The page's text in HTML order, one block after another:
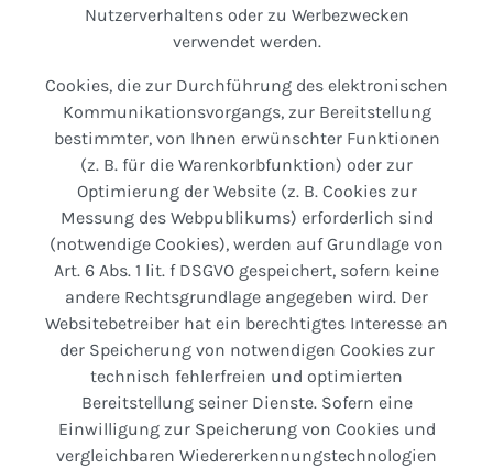
Nutzerverhaltens oder zu Werbezwecken
verwendet werden.
Cookies, die zur Durchführung des elektronischen
Kommunikationsvorgangs, zur Bereitstellung
bestimmter, von Ihnen erwünschter Funktionen
(z. B. für die Warenkorbfunktion) oder zur
Optimierung der Website (z. B. Cookies zur
Messung des Webpublikums) erforderlich sind
(notwendige Cookies), werden auf Grundlage von
Art. 6 Abs. 1 lit. f DSGVO gespeichert, sofern keine
andere Rechtsgrundlage angegeben wird. Der
Websitebetreiber hat ein berechtigtes Interesse an
der Speicherung von notwendigen Cookies zur
technisch fehlerfreien und optimierten
Bereitstellung seiner Dienste. Sofern eine
Einwilligung zur Speicherung von Cookies und
vergleichbaren Wiedererkennungstechnologien